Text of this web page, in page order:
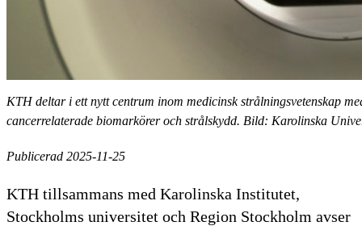
KTH deltar i ett nytt centrum inom medicinsk strålningsvetenskap
cancerrelaterade biomarkörer och strålskydd. Bild: Karolinska
Publicerad 2025-11-25
KTH tillsammans med Karolinska Institutet,
Stockholms universitet och Region Stockholm avser